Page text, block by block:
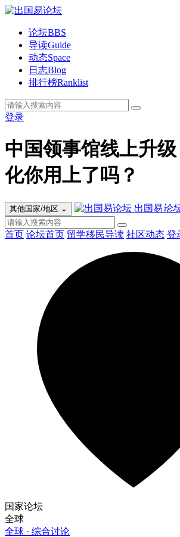
论坛BBS
导读Guide
动态Space
日志Blog
排行榜Ranklist
登录
中国领事馆线上升
化你用上了吗？
其他国家/地区 ⌄ 出国易论
首页 论坛首页 留学移民导读 社区动态 登
国家论坛
全球
全球 · 综合讨论